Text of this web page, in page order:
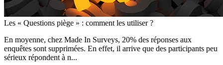
Les « Questions piège » : comment les utiliser ?
En moyenne, chez Made In Surveys, 20% des réponses aux
enquêtes sont supprimées. En effet, il arrive que des participants peu
sérieux répondent à n...